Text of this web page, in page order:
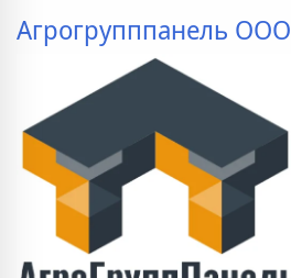
Агрогрупппанель ООО